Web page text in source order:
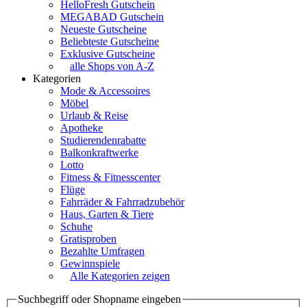
HelloFresh Gutschein
MEGABAD Gutschein
Neueste Gutscheine
Beliebteste Gutscheine
Exklusive Gutscheine
alle Shops von A-Z
Kategorien
Mode & Accessoires
Möbel
Urlaub & Reise
Apotheke
Studierendenrabatte
Balkonkraftwerke
Lotto
Fitness & Fitnesscenter
Flüge
Fahrräder & Fahrradzubehör
Haus, Garten & Tiere
Schuhe
Gratisproben
Bezahlte Umfragen
Gewinnspiele
Alle Kategorien zeigen
Suchbegriff oder Shopname eingeben